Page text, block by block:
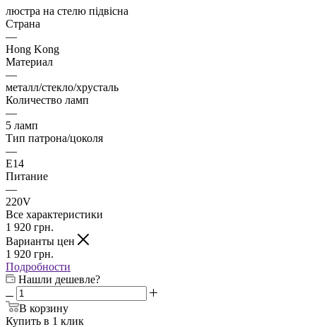
люстра на стелю підвісна
Страна
—
Hong Kong
Материал
—
металл/стекло/хрусталь
Количество ламп
—
5 ламп
Тип патрона/цоколя
—
E14
Питание
—
220V
Все характеристики
1 920 грн.
Варианты цен
1 920 грн.
Подробности
Нашли дешевле?
В корзину
Купить в 1 клик